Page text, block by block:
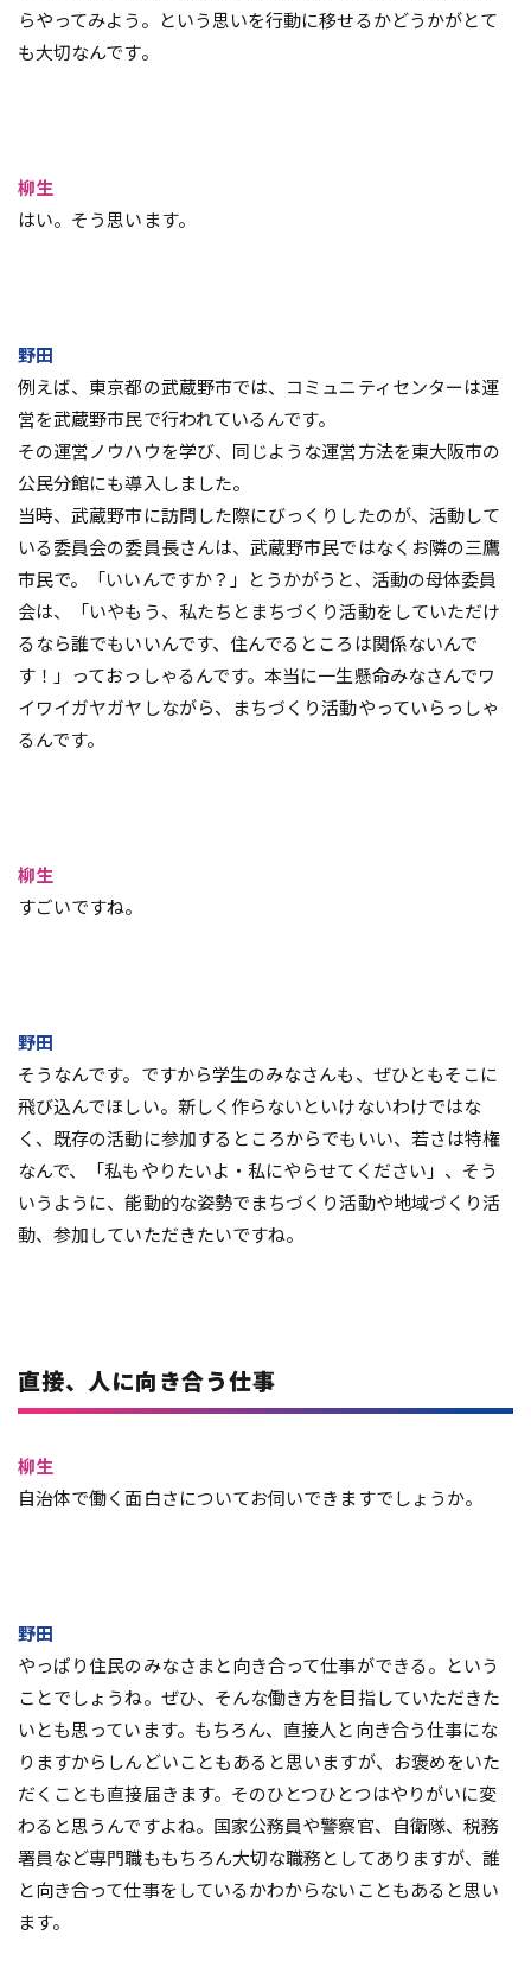
らやってみよう。という思いを行動に移せるかどうかがとて
も大切なんです。
柳生
はい。そう思います。
野田
例えば、東京都の武蔵野市では、コミュニティセンターは運
営を武蔵野市民で行われているんです。
その運営ノウハウを学び、同じような運営方法を東大阪市の
公民分館にも導入しました。
当時、武蔵野市に訪問した際にびっくりしたのが、活動して
いる委員会の委員長さんは、武蔵野市民ではなくお隣の三鷹
市民で。「いいんですか？」とうかがうと、活動の母体委員
会は、「いやもう、私たちとまちづくり活動をしていただけ
るなら誰でもいいんです、住んでるところは関係ないんで
す！」っておっしゃるんです。本当に一生懸命みなさんでワ
イワイガヤガヤしながら、まちづくり活動やっていらっしゃ
るんです。
柳生
すごいですね。
野田
そうなんです。ですから学生のみなさんも、ぜひともそこに
飛び込んでほしい。新しく作らないといけないわけではな
く、既存の活動に参加するところからでもいい、若さは特権
なんで、「私もやりたいよ・私にやらせてください」、そう
いうように、能動的な姿勢でまちづくり活動や地域づくり活
動、参加していただきたいですね。
直接、人に向き合う仕事
柳生
自治体で働く面白さについてお伺いできますでしょうか。
野田
やっぱり住民のみなさまと向き合って仕事ができる。という
ことでしょうね。ぜひ、そんな働き方を目指していただきた
いとも思っています。もちろん、直接人と向き合う仕事にな
りますからしんどいこともあると思いますが、お褒めをいた
だくことも直接届きます。そのひとつひとつはやりがいに変
わると思うんですよね。国家公務員や警察官、自衛隊、税務
署員など専門職ももちろん大切な職務としてありますが、誰
と向き合って仕事をしているかわからないこともあると思い
ます。